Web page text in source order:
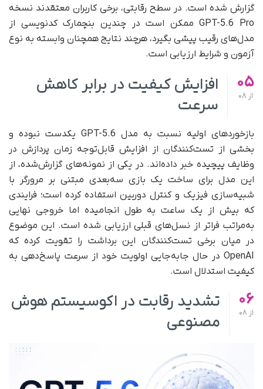
گزارش شده است. در سطح رقابتی، برخی کاربران معتقدند نسخه
GPT-5.6 Pro ممکن است در چندین بنچمارک کدنویسی از
مدل‌های رقیب پیشی بگیرد، هرچند نتایج همچنان وابسته به نوع
آزمون و شرایط ارزیابی است.
05
از
افزایش کیفیت در برابر کاهش
سرعت
بازخوردهای اولیه نسبت به مدل GPT-5.6 یکدست نبوده و
بخشی از تست‌کنندگان از افزایش قابل‌توجه زمان پردازش در
وظایف پیچیده خبر داده‌اند. در یکی از نمونه‌های گزارش‌شده، از
این مدل برای ساخت یک بازی سه‌بعدی مبتنی بر مرورگر با
شبیه‌سازی فیزیک و کنترل دوربین استفاده کرده است؛ فرایندی
که بیش از یک ساعت به طول انجامیده اما خروجی نهایی
به‌مراتب فراتر از نسل‌های قبلی ارزیابی شده است. این موضوع
در میان برخی تست‌کنندگان این برداشت را تقویت کرده که
OpenAI در حال جابه‌جایی اولویت خود از سرعت پاسخ‌دهی به
کیفیت استدلال است.
06
از
تشدید رقابت در اکوسیستم هوش
مصنوعی